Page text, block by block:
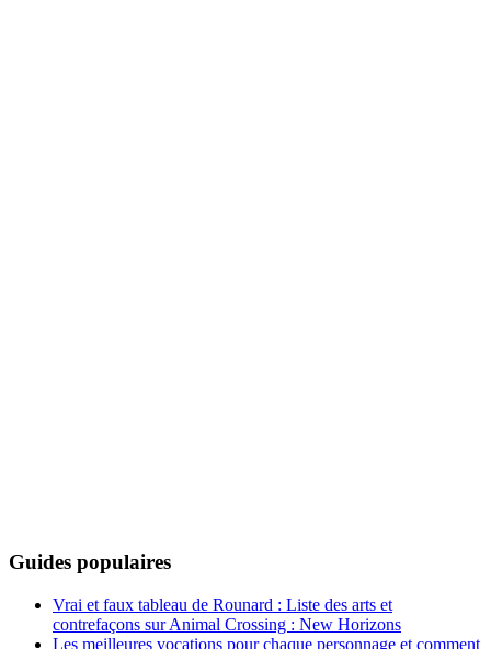
Guides populaires
Vrai et faux tableau de Rounard : Liste des arts et
contrefaçons sur Animal Crossing : New Horizons
Les meilleures vocations pour chaque personnage et comment